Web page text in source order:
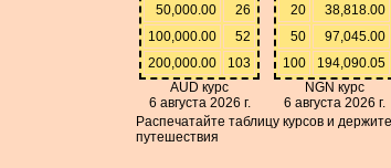
50,000.00
26
100,000.00
52
200,000.00
103
AUD курс
6 августа 2026 г.
20
38,818.00
50
97,045.00
100
194,090.05
NGN курс
6 августа 2026 г.
Распечатайте таблицу курсов и
путешествия